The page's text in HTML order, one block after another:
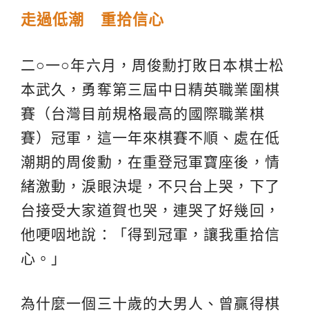
走過低潮 重拾信心
二○一○年六月，周俊勳打敗日本棋士松
本武久，勇奪第三屆中日精英職業圍棋
賽（台灣目前規格最高的國際職業棋
賽）冠軍，這一年來棋賽不順、處在低
潮期的周俊勳，在重登冠軍寶座後，情
緒激動，淚眼決堤，不只台上哭，下了
台接受大家道賀也哭，連哭了好幾回，
他哽咽地說：「得到冠軍，讓我重拾信
心。」
為什麼一個三十歲的大男人、曾贏得棋